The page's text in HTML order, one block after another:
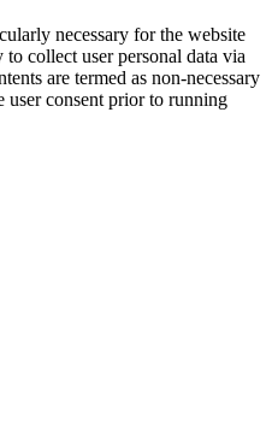
necessary for the website
collect user personal data via
are termed as non-necessary
user consent prior to running